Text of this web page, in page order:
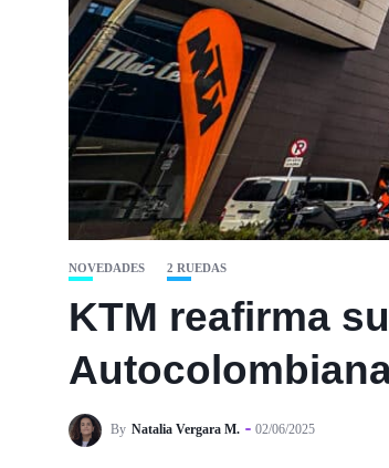
NOVEDADES 2 RUEDAS
KTM reafirma
By Natalia Vergara M. 02/06/2025